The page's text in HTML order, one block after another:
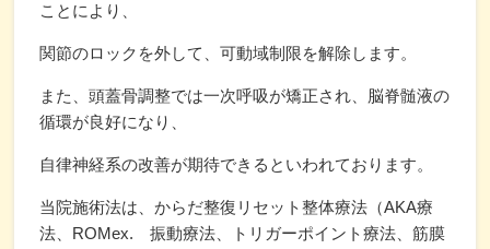
ことにより、
関節のロックを外して、可動域制限を解除します。
また、頭蓋骨調整では一次呼吸が矯正され、脳脊髄液の
循環が良好になり、
自律神経系の改善が期待できるといわれております。
当院施術法は、からだ整復リセット整体療法（AKA療
法、ROMex. 振動療法、トリガーポイント療法、筋膜